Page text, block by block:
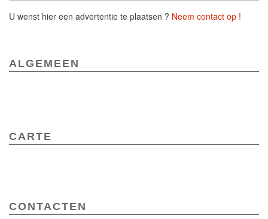
U wenst hier een advertentie te plaatsen ? Neem contact op !
ALGEMEEN
CARTE
CONTACTEN